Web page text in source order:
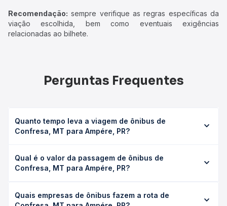
Recomendação: sempre verifique as regras específicas da
viação escolhida, bem como eventuais exigências
relacionadas ao bilhete.
Perguntas Frequentes
Quanto tempo leva a viagem de ônibus de
Confresa, MT para Ampére, PR?
leva em média 47h 30min, podendo variar conforme a
viação, o tipo de serviço (convencional, executivo ou
exata de cada opção na data desejada.
Qual é o valor da passagem de ônibus de
Confresa, MT para Ampére, PR?
Ampére, PR custa em média R$ 910,99 e varia conforme a
Quais empresas de ônibus fazem a rota de